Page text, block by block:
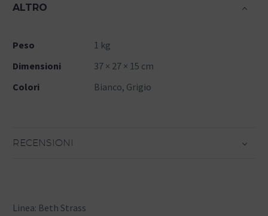
ALTRO
Peso
1 kg
Dimensioni
37 × 27 × 15 cm
Colori
Bianco, Grigio
RECENSIONI
Linea: Beth Strass